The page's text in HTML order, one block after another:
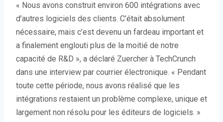
« Nous avons construit environ 600 intégrations avec
d’autres logiciels des clients. C’était absolument
nécessaire, mais c’est devenu un fardeau important et
a finalement englouti plus de la moitié de notre
capacité de R&D », a déclaré Zuercher à TechCrunch
dans une interview par courrier électronique. « Pendant
toute cette période, nous avons réalisé que les
intégrations restaient un problème complexe, unique et
largement non résolu pour les éditeurs de logiciels. »